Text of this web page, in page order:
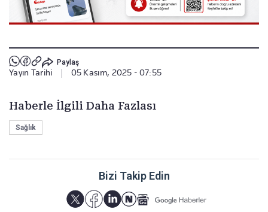
Paylaş
Yayın Tarihi 05 Kasım, 2025 - 07:55
Haberle İlgili Daha Fazlası
Sağlık
Bizi Takip Edin